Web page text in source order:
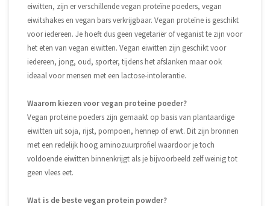
eiwitten, zijn er verschillende vegan proteïne poeders, vegan
eiwitshakes en vegan bars verkrijgbaar. Vegan proteïne is geschikt
voor iedereen. Je hoeft dus geen vegetariër of veganist te zijn voor
het eten van vegan eiwitten. Vegan eiwitten zijn geschikt voor
iedereen, jong, oud, sporter, tijdens het afslanken maar ook
ideaal voor mensen met een lactose-intolerantie.
Waarom kiezen voor vegan proteine poeder?
Vegan proteine poeders zijn gemaakt op basis van plantaardige
eiwitten uit soja, rijst, pompoen, hennep of erwt. Dit zijn bronnen
met een redelijk hoog aminozuurprofiel waardoor je toch
voldoende eiwitten binnenkrijgt als je bijvoorbeeld zelf weinig tot
geen vlees eet.
Wat is de beste vegan protein powder?